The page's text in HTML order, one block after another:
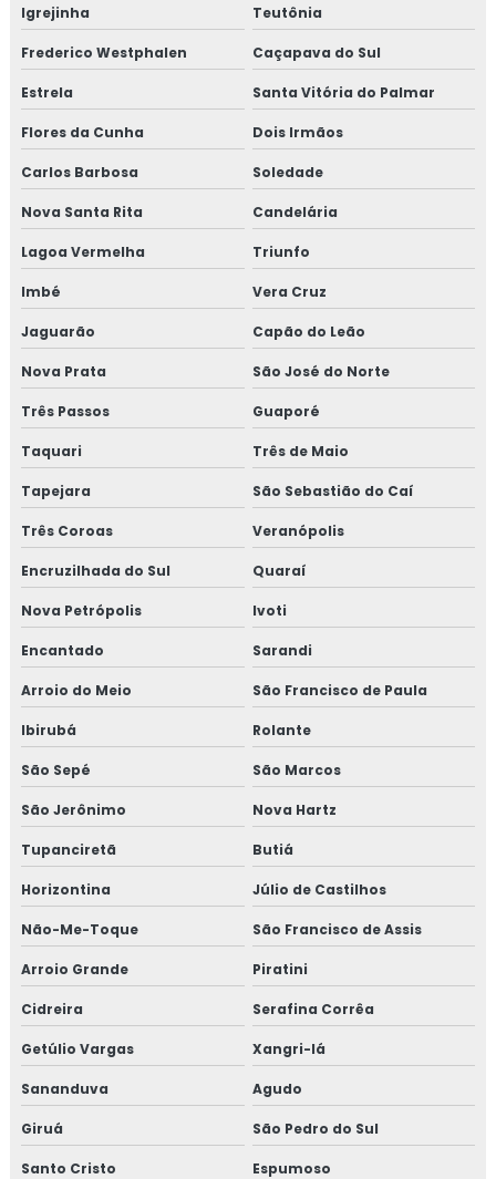
Fogão a lenha campeiro
Fogão a lenha campeiro com forno
Fogão a lenha campeiro pequeno
Fogão a lenha em inox
Fogão moderno
Fogareiro de acampamento
Fogareiro duplo ferro fundido
Fogareiro de ferro fundido
Fogareiro de metal
Fogareiro de uma boca
Forno de cozinha
Forno de cozinha embutido
Forno de cozinha profissional
Forno de embutir cozinha
Forno de embutir grande
Forno com fogão
Forno com fogão a lenha acoplado
Forno de fogão a lenha grande
Forno industrial de embutir
Forno industrial a lenha
Forno inox
Forno inox a lenha
Forno à lenha
Forno a lenha cozinha
Igrejinha Teutônia
Frederico Westphalen Caçapava do Sul
Estrela Santa Vitória do Palmar
Flores da Cunha Dois Irmãos
Carlos Barbosa Soledade
Nova Santa Rita Candelária
Lagoa Vermelha Triunfo
Imbé Vera Cruz
Jaguarão Capão do Leão
Nova Prata São José do Norte
Três Passos Guaporé
Taquari Três de Maio
Tapejara São Sebastião do Caí
Três Coroas Veranópolis
Encruzilhada do Sul Quaraí
Nova Petrópolis Ivoti
Encantado Sarandi
Arroio do Meio São Francisco de Paula
Ibirubá Rolante
São Sepé São Marcos
São Jerônimo Nova Hartz
Tupanciretã Butiá
Horizontina Júlio de Castilhos
Não-Me-Toque São Francisco de Assis
Arroio Grande Piratini
Cidreira Serafina Corrêa
Getúlio Vargas Xangri-lá
Sananduva Agudo
Giruá São Pedro do Sul
Santo Cristo Espumoso